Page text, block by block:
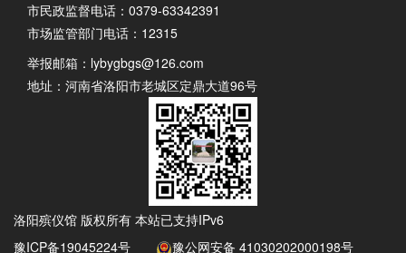
市民政监督电话：0379-63342391
市场监管部门电话：12315
举报邮箱： lybygbgs@126.com
地址：河南省洛阳市老城区定鼎大道96号
洛阳殡仪馆 版权所有 本站已支持IPv6
豫ICP备19045224号
豫公网安备 41030202000198号